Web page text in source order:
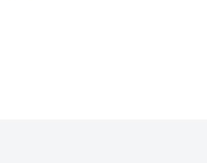
Зазвичай це комменсальний мікроорганізм, але він
що є результатом надмірного росту грибка і часто
від латинського слова «candidus», що означає «сяючий